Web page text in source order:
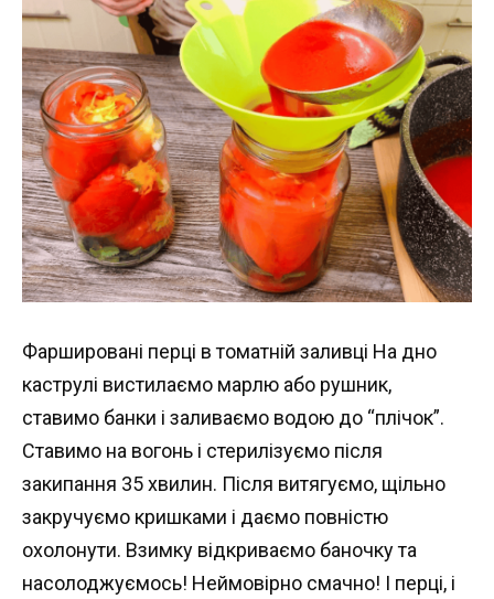
Фаршировані перці в томатній заливці На дно
каструлі вистилаємо марлю або рушник,
ставимо банки і заливаємо водою до “плічок”.
Ставимо на вогонь і стерилізуємо після
закипання 35 хвилин. Після витягуємо, щільно
закручуємо кришками і даємо повністю
охолонути. Взимку відкриваємо баночку та
насолоджуємось! Неймовірно смачно! І перці, і